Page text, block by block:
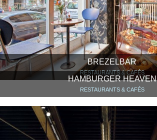
BREZELBAR
RESTAURANTS & CAFÉS
HAMBURGER HEAVEN
RESTAURANTS & CAFÉS